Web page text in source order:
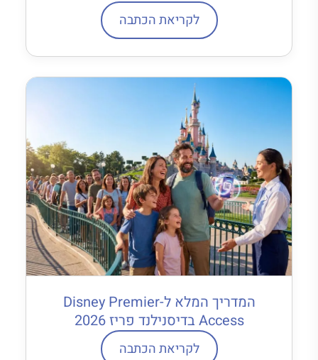
לקריאת הכתבה
המדריך המלא ל-Disney Premier
Access בדיסנילנד פריז 2026
לקריאת הכתבה